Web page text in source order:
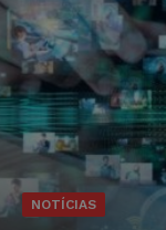
NOTÍCIAS